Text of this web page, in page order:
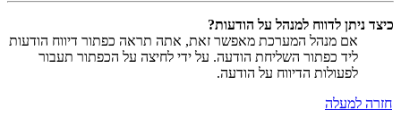
כיצד ניתן לדווח למנהל על הודעות?
אם מנהל המערכת מאפשר זאת, אתה תראה כפתור דיווח הודעות
ליד כפתור השליחת הודעה. על ידי לחיצה על הכפתור תעבור
לפעולות הדיווח על הודעה.
חזרה למעלה